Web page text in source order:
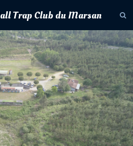
Trap Club du Marsan